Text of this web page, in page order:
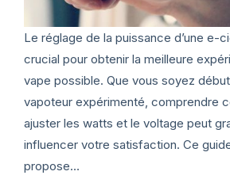
Le réglage de la puissance d’une e-
crucial pour obtenir la meilleure
vape possible. Que vous soyez
vapoteur expérimenté, comprendre
ajuster les watts et le voltage peut
influencer votre satisfaction. Ce
propose…